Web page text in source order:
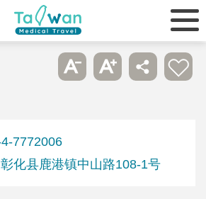
7772006
化县鹿港镇中山路108-1号